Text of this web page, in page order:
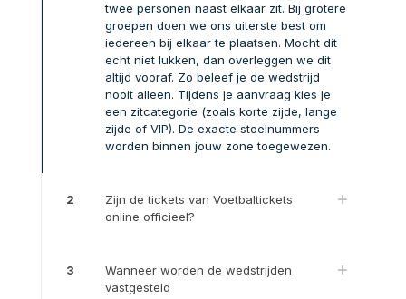
twee personen naast elkaar zit. Bij grotere
groepen doen we ons uiterste best om
iedereen bij elkaar te plaatsen. Mocht dit
echt niet lukken, dan overleggen we dit
altijd vooraf. Zo beleef je de wedstrijd
nooit alleen. Tijdens je aanvraag kies je
een zitcategorie (zoals korte zijde, lange
zijde of VIP). De exacte stoelnummers
worden binnen jouw zone toegewezen.
2
Zijn de tickets van Voetbaltickets
online officieel?
3
Wanneer worden de wedstrijden
vastgesteld